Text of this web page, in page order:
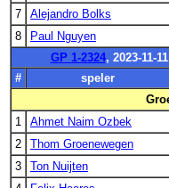
7
Alejandro Bolks
8
Paul Nguyen
GP 1-2324, 2023-11-
#
speler
1
Ahmet Naim Ozbek
2
Thom Groenewegen
3
Ton Nuijten